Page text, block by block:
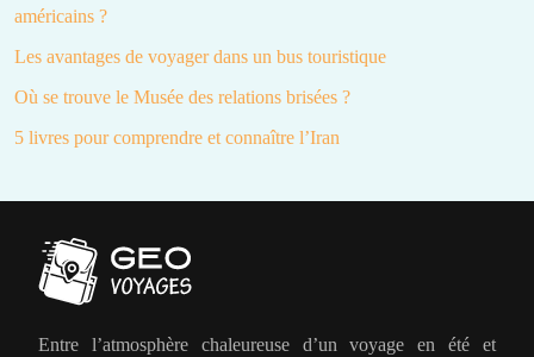
américains ?
Les avantages de voyager dans un bus touristique
Où se trouve le Musée des relations brisées ?
5 livres pour comprendre et connaître l’Iran
Entre l’atmosphère chaleureuse d’un voyage en été et